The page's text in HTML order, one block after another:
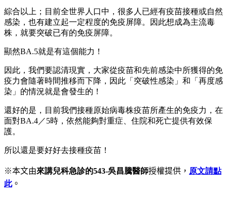
綜合以上；目前全世界人口中，很多人已經有疫苗接種或自然
感染，也有建立起一定程度的免疫屏障。因此想成為主流毒
株，就要突破已有的免疫屏障。
顯然BA.5就是有這個能力！
因此，我們要認清現實，大家從疫苗和先前感染中所獲得的免
疫力會隨著時間推移而下降，因此「突破性感染」和「再度感
染」的情況就是會發生的！
還好的是，目前我們接種原始病毒株疫苗所產生的免疫力，在
面對BA.4／5時，依然能夠對重症、住院和死亡提供有效保
護。
所以還是要好好去接種疫苗！
※本文由來講兒科急診的543-吳昌騰醫師授權提供， 原文請點
此。